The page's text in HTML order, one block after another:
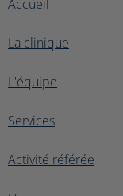
Accueil
La clinique
L'équipe
Services
Activité référée